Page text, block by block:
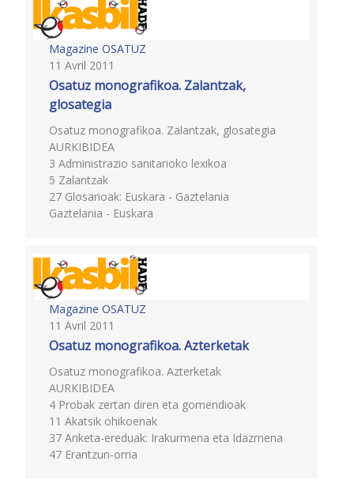
Magazine OSATUZ
11 Avril 2011
Osatuz monografikoa. Zalantzak,
glosategia
Osatuz monografikoa. Zalantzak, glosategia
AURKIBIDEA
3 Administrazio sanitarioko lexikoa
5 Zalantzak
27 Glosarioak: Euskara - Gaztelania
Gaztelania - Euskara
Magazine OSATUZ
11 Avril 2011
Osatuz monografikoa. Azterketak
Osatuz monografikoa. Azterketak
AURKIBIDEA
4 Probak zertan diren eta gomendioak
11 Akatsik ohikoenak
37 Ariketa-ereduak: Irakurmena eta Idazmena
47 Erantzun-orria